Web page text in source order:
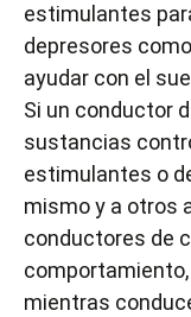
estimulantes
depresores
ayudar con el
Si un conductor
sustancias
estimulantes o
mismo y a otros
conductores de
mientras